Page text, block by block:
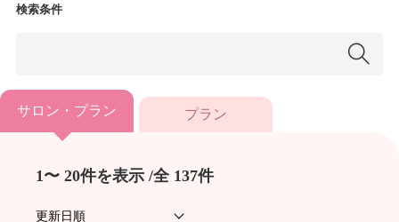
検索条件
サロン・プラン プラン
1〜 20件を表示 /全 137件